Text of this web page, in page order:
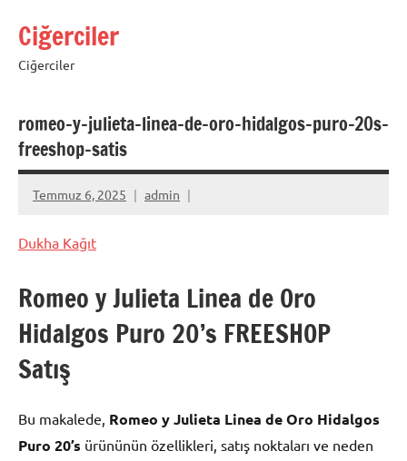
geçCiğerciler
Ciğerciler
romeo-y-julieta-linea-de-oro-hidalgos-puro-20s-
freeshop-satis
Temmuz 6, 2025 admin
Dukha Kağıt
Romeo y Julieta Linea de Oro
Hidalgos Puro 20’s FREESHOP
Satış
Bu makalede, Romeo y Julieta Linea de Oro Hidalgos
Puro 20’s ürününün özellikleri, satış noktaları ve neden